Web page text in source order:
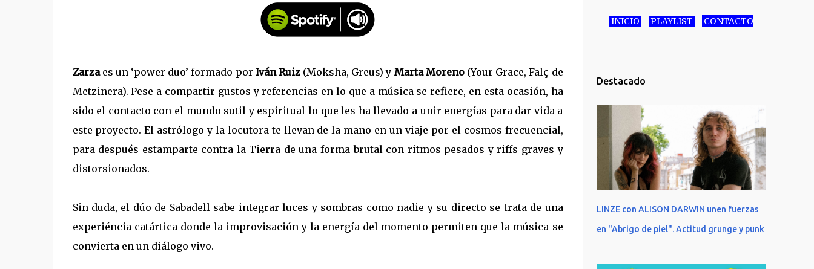
Zarza es un ‘power duo’ formado por Iván Ruiz(Moksha, Greus) y Marta Moreno(Your Grace, Falç de
Metzinera). Pese a compartir gustos y referencias en lo que a música se refiere, en esta ocasión, ha
sido el contacto con el mundo sutil y espiritual lo que les ha llevado a unir energías para dar vida a
este proyecto. El astrólogo y la locutora te llevan de la mano en un viaje por el cosmos frecuencial,
para después estamparte contra la Tierra de una forma brutal con ritmos pesados y riffs graves y
distorsionados.
Sin duda, el dúo de Sabadell sabe integrar luces y sombras como nadie y su directo se trata de una
experiéncia catártica donde la improvisación y la energía del momento permiten que la música se
convierta en un diálogo vivo.
INICIO PLAYLIST CONTACTO
Destacado
LINZE con ALISON DARWIN unen fuerzas
en "Abrigo de piel". Actitud grunge y punk